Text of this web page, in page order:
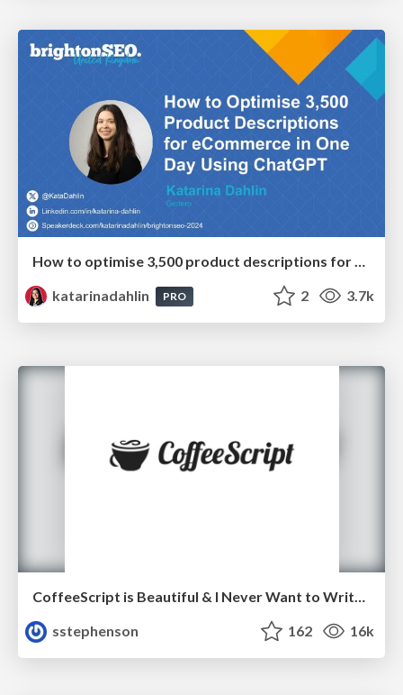
How to optimise 3,500 product descriptions for ecommerce in one day using ChatGPT
katarinadahlin
PRO 2 3.7k
CoffeeScript is Beautiful & I Never Want to Write Plain JavaScript Again
sstephenson
162 16k